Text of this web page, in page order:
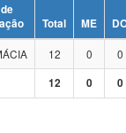
Inovações e
Total ME
12 0 0
12 0 0